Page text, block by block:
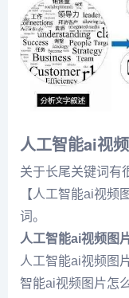
人工智能ai视
关于长尾关键词有
【人工智能ai视频
词。
人工智能ai视频图
人工智能ai视频图
智能ai视频图片怎